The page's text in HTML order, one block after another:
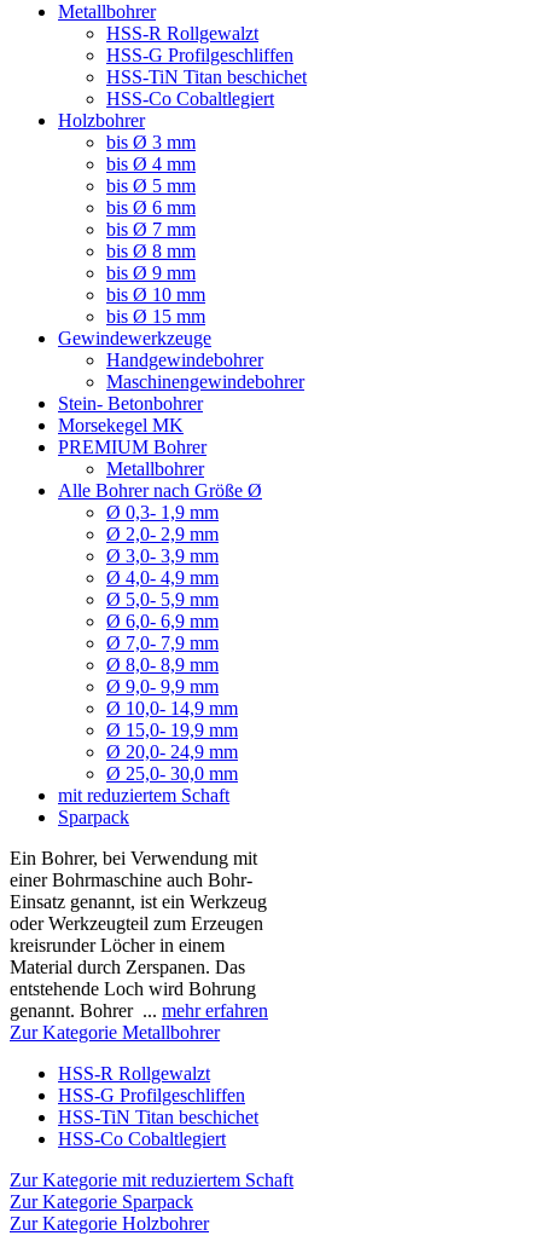
Metallbohrer
HSS-R Rollgewalzt
HSS-G Profilgeschliffen
HSS-TiN Titan beschichet
HSS-Co Cobaltlegiert
Holzbohrer
bis Ø 3 mm
bis Ø 4 mm
bis Ø 5 mm
bis Ø 6 mm
bis Ø 7 mm
bis Ø 8 mm
bis Ø 9 mm
bis Ø 10 mm
bis Ø 15 mm
Gewindewerkzeuge
Handgewindebohrer
Maschinengewindebohrer
Stein- Betonbohrer
Morsekegel MK
PREMIUM Bohrer
Metallbohrer
Alle Bohrer nach Größe Ø
Ø 0,3- 1,9 mm
Ø 2,0- 2,9 mm
Ø 3,0- 3,9 mm
Ø 4,0- 4,9 mm
Ø 5,0- 5,9 mm
Ø 6,0- 6,9 mm
Ø 7,0- 7,9 mm
Ø 8,0- 8,9 mm
Ø 9,0- 9,9 mm
Ø 10,0- 14,9 mm
Ø 15,0- 19,9 mm
Ø 20,0- 24,9 mm
Ø 25,0- 30,0 mm
mit reduziertem Schaft
Sparpack
Ein Bohrer, bei Verwendung mit
einer Bohrmaschine auch Bohr-
Einsatz genannt, ist ein Werkzeug
oder Werkzeugteil zum Erzeugen
kreisrunder Löcher in einem
Material durch Zerspanen. Das
entstehende Loch wird Bohrung
genannt. Bohrer ... mehr erfahren
Zur Kategorie Metallbohrer
HSS-R Rollgewalzt
HSS-G Profilgeschliffen
HSS-TiN Titan beschichet
HSS-Co Cobaltlegiert
Zur Kategorie mit reduziertem Schaft
Zur Kategorie Sparpack
Zur Kategorie Holzbohrer